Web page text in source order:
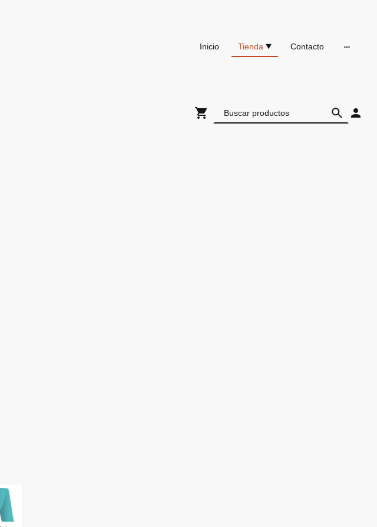
Inicio Tienda Contacto